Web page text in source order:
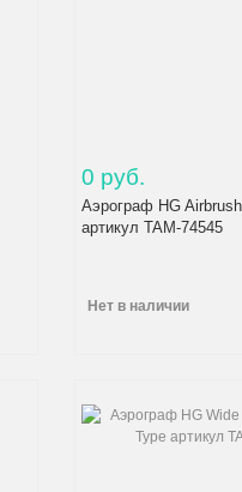
0 руб.
Аэрограф HG
артикул TAM-74545
Нет в наличии